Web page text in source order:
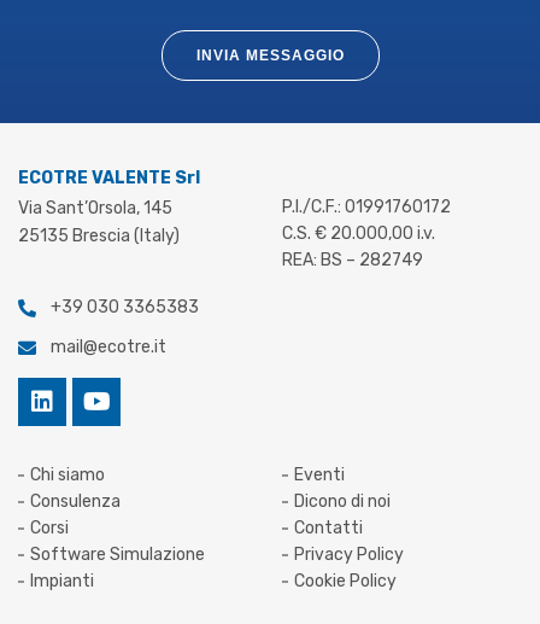
INVIA MESSAGGIO
ECOTRE VALENTE Srl
Via Sant’Orsola, 145
25135 Brescia (Italy)
+39 030 3365383
mail@ecotre.it
P.I./C.F.: 01991760172
C.S. € 20.000,00 i.v.
REA: BS – 282749
Chi siamo
Consulenza
Corsi
Software Simulazione
Impianti
Eventi
Dicono di noi
Contatti
Privacy Policy
Cookie Policy